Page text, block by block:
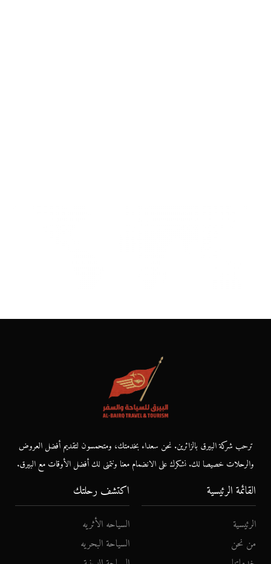
ترحب شركة البيرق بالزائرين. نحن سعداء بخدمتك، ومتحمسون لتقديم أفضل العروض
والرحلات خصيصا لك. نشكرك على الانضمام معنا ونتمنى لك أفضل الأوقات مع البيرق.
القائمة الرئيسية
الرئيسية
من نحن
اكتشف رحلتك
السياحه الأثريه
السياحة البحريه